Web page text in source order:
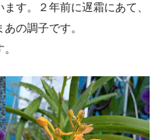
す。２年前に遅霜にあて、
の調子です。